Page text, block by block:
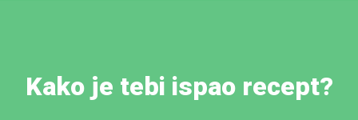
Kako je tebi ispao recept?